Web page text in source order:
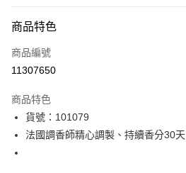
icash Pay
信用卡一次付款
LINE Pay
Apple Pay
商品特色
商品編號
11307650
商品特色
貨號：101079
法國調香師精心調製、持續香分30天